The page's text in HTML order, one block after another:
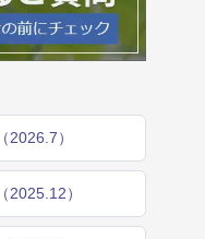
2026.7）
2025.12）